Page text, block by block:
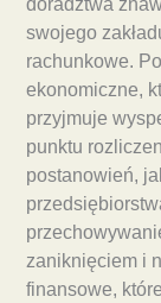
doradztwa
swojego
rachunkowe.
ekonomiczne,
przyjmuje
punktu
postanowień,
zaniknięciem i
finansowe,